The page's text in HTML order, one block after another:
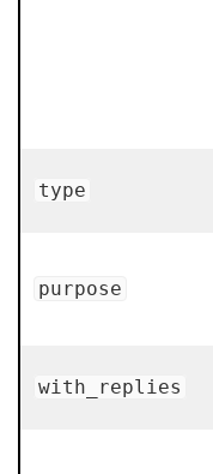
type
purpose
with_replies